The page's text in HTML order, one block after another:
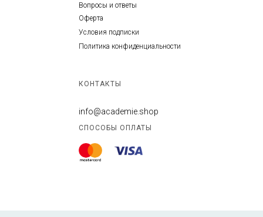
Вопросы и ответы
КОНТАКТЫ
info@academie.shop
СПОСОБЫ ОПЛАТЫ
Оферта
Условия подписки
Политика конфиденциальности